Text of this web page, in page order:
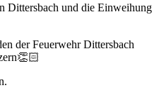
Dittersbach und die Einweihung
der Feuerwehr Dittersbach